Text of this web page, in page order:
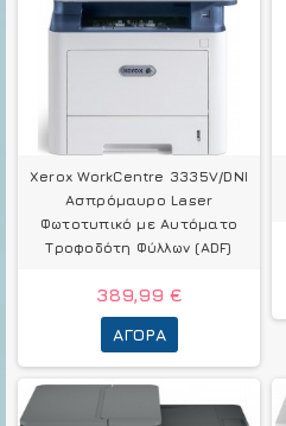
Xerox WorkCentre 3335V/DNI
Ασπρόμαυρο Laser
Φωτοτυπικό με Αυτόματο
Τροφοδότη Φύλλων (ADF)
389,99 €
ΑΓΟΡΆ